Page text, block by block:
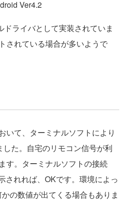
Ver4.2
ライバとして実装されていま
されている場合が多いようで
いて、ターミナルソフトにより
た。自宅のリモコン信号が利
す。ターミナルソフトの接続
されれば、OKです。環境によっ
の数値が出てくる場合もありま